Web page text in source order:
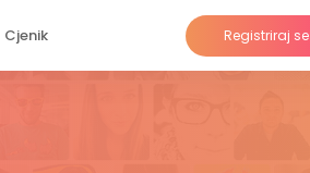
Cjenik Registriraj se